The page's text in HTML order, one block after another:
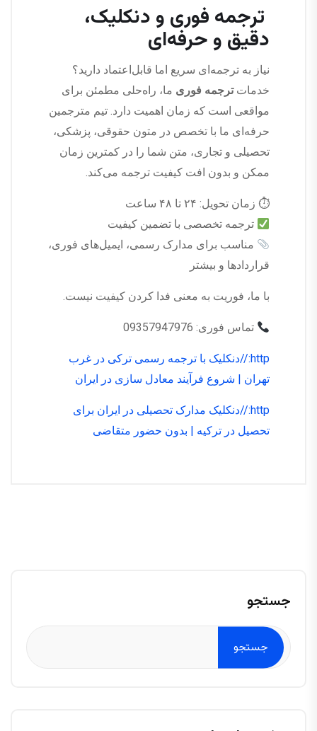
ترجمه فوری و دنکلیک،
دقیق و حرفه‌ای
نیاز به ترجمه‌ای سریع اما قابل‌اعتماد دارید؟
خدماتترجمه فوری ما، راه‌حلی مطمئن برای
مواقعی است که زمان اهمیت دارد. تیم مترجمین
حرفه‌ای ما با تخصص در متون حقوقی، پزشکی،
تحصیلی و تجاری، متن شما را در کمترین زمان
ممکن و بدون افت کیفیت ترجمه می‌کند.
⏱ زمان تحویل: ۲۴ تا ۴۸ ساعت
ترجمه تخصصی با تضمین کیفیت
مناسب برای مدارک رسمی، ایمیل‌های فوری،
قراردادها و بیشتر
با ما، فوریت به معنی فدا کردن کیفیت نیست.
تماس فوری: 09357947976
http://دنکلیک با ترجمه رسمی ترکی در غرب
تهران | شروع فرآیند معادل سازی در ایران
http://دنکلیک مدارک تحصیلی در ایران برای
تحصیل در ترکیه | بدون حضور متقاضی
جستجو
جستجو